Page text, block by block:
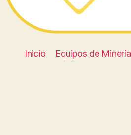
Inicio Equipos de Minería